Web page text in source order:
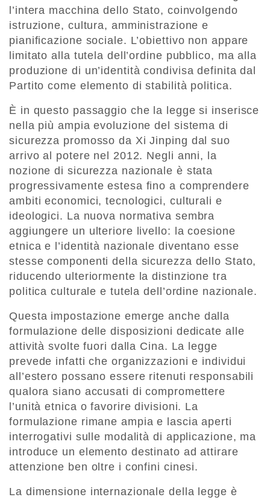
l’intera macchina dello Stato, coinvolgendo
istruzione, cultura, amministrazione e
pianificazione sociale. L’obiettivo non appare
limitato alla tutela dell’ordine pubblico, ma alla
produzione di un’identità condivisa definita dal
Partito come elemento di stabilità politica.
È in questo passaggio che la legge si inserisce
nella più ampia evoluzione del sistema di
sicurezza promosso da Xi Jinping dal suo
arrivo al potere nel 2012. Negli anni, la
nozione di sicurezza nazionale è stata
progressivamente estesa fino a comprendere
ambiti economici, tecnologici, culturali e
ideologici. La nuova normativa sembra
aggiungere un ulteriore livello: la coesione
etnica e l’identità nazionale diventano esse
stesse componenti della sicurezza dello Stato,
riducendo ulteriormente la distinzione tra
politica culturale e tutela dell’ordine nazionale.
Questa impostazione emerge anche dalla
formulazione delle disposizioni dedicate alle
attività svolte fuori dalla Cina. La legge
prevede infatti che organizzazioni e individui
all’estero possano essere ritenuti responsabili
qualora siano accusati di compromettere
l’unità etnica o favorire divisioni. La
formulazione rimane ampia e lascia aperti
interrogativi sulle modalità di applicazione, ma
introduce un elemento destinato ad attirare
attenzione ben oltre i confini cinesi.
La dimensione internazionale della legge è